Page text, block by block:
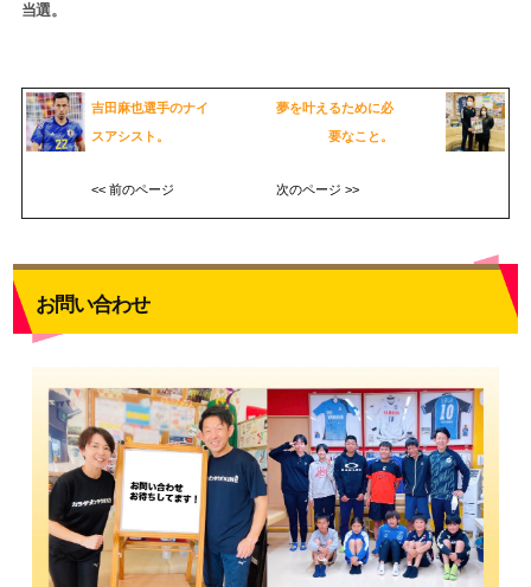
当選。
吉田麻也選手のナイ
スアシスト。
<< 前のページ
夢を叶えるために必
要なこと。
次のページ >>
お問い合わせ